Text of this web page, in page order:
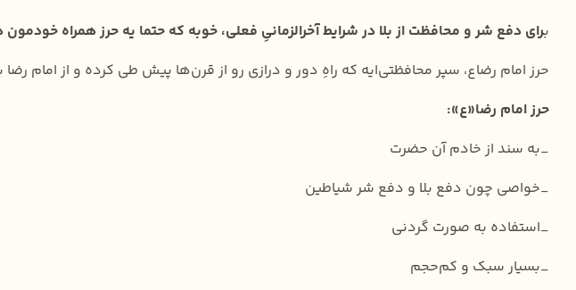
برای دفع شر و محافظت از بلا در شرایط آخرالزمانیِ فعلی، خوبه که حتما یه حرز همراه
حرز امام رضا‌ع، سپر محافظتی‌‌ایه که راهِ دور و درازی رو از قرن‌ها پیش طی کرده و از امام
حرز امام رضا‌«ع»:
_به سند از خادم آن حضرت
_خواصی چون دفع بلا و دفع شر شیاطین
_استفاده به صورت گردنی
_بسیار سبک و کم‌حجم